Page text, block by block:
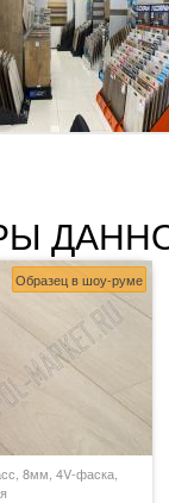
Образец в шоу-руме
8мм, 4V-фаска,